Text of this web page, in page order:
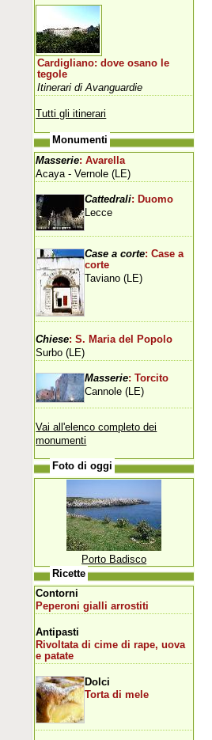
Cardigliano: dove osano le
tegole
Itinerari di Avanguardie
Tutti gli itinerari
Monumenti
Masserie: Avarella
Acaya - Vernole (LE)
Cattedrali: Duomo
Lecce
Case a corte: Case a
corte
Taviano (LE)
Chiese: S. Maria del Popolo
Surbo (LE)
Masserie: Torcito
Cannole (LE)
Vai all'elenco completo dei
monumenti
Foto di oggi
Porto Badisco
Ricette
Contorni
Peperoni gialli arrostiti
Antipasti
Rivoltata di cime di rape, uova
e patate
Dolci
Torta di mele